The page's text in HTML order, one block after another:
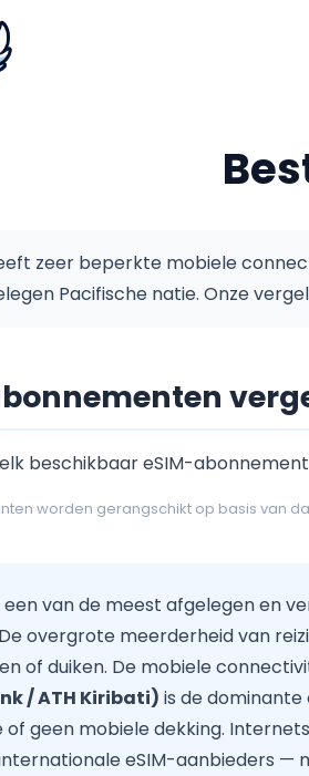
zeer beperkte mobiele
Pacifische natie. Onze
beschikbaar eSIM-
worden gerangschikt op basis van
een van de meest afgelegen en
overgrote meerderheid van
of duiken. De mobiele
/ ATH Kiribati) is de
of geen mobiele dekking.
eSIM-aanbieders —